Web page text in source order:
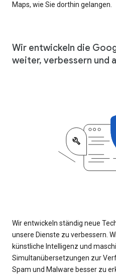
Maps, wie Sie dorthin gelangen.
Wir entwickeln die
weiter, verbessern und
Wir entwickeln ständig neue
unsere Dienste zu verbessern.
künstliche Intelligenz und
Simultanübersetzungen zur
Spam und Malware besser zu